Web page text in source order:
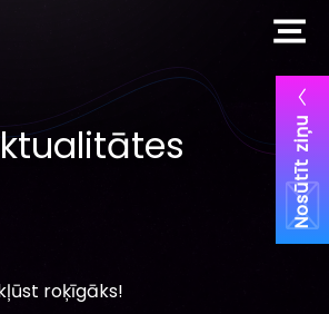
Nosūtīt ziņu
roķīgāks!